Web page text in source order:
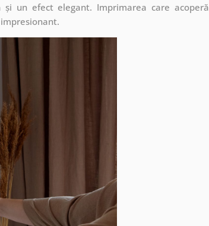
un efect elegant. Imprimarea care acoperă